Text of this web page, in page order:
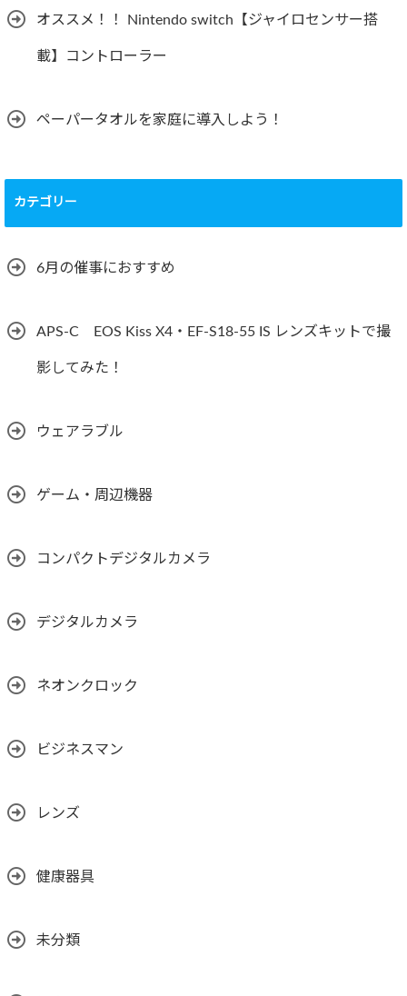
オススメ！！ Nintendo switch【ジャイロセンサー搭
載】コントローラー
ペーパータオルを家庭に導入しよう！
カテゴリー
6月の催事におすすめ
APS-C EOS Kiss X4・EF-S18-55 IS レンズキットで撮
影してみた！
ウェアラブル
ゲーム・周辺機器
コンパクトデジタルカメラ
デジタルカメラ
ネオンクロック
ビジネスマン
レンズ
健康器具
未分類